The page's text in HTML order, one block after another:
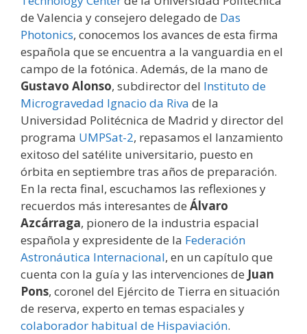
de Valencia y consejero delegado de Das
Photonics, conocemos los avances de esta firma
española que se encuentra a la vanguardia en el
campo de la fotónica. Además, de la mano de
Gustavo Alonso, subdirector del Instituto de
Microgravedad Ignacio da Riva de la
Universidad Politécnica de Madrid y director del
programa UMPSat-2, repasamos el lanzamiento
exitoso del satélite universitario, puesto en
órbita en septiembre tras años de preparación.
En la recta final, escuchamos las reflexiones y
recuerdos más interesantes de Álvaro
Azcárraga, pionero de la industria espacial
española y expresidente de la Federación
Astronáutica Internacional, en un capítulo que
cuenta con la guía y las intervenciones de Juan
Pons, coronel del Ejército de Tierra en situación
de reserva, experto en temas espaciales y
colaborador habitual de Hispaviación.